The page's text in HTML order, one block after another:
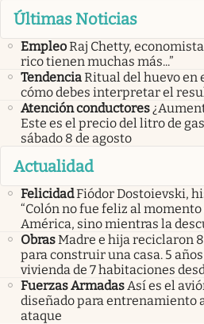
Últimas Noticias
EmpleoRaj Chetty,
rico tienen muchas más...”
TendenciaRitual del huevo en
cómo debes interpretar el
Atención conductores
Este es el precio del litro de
sábado 8 de agosto
Actualidad
FelicidadFiódor Dostoievski,
“Colón no fue feliz al
América, sino mientras la
ObrasMadre e hija reciclaron
para construir una casa. 5
vivienda de 7 habitaciones
Fuerzas ArmadasAsí es el
diseñado para entrenamiento
ataque